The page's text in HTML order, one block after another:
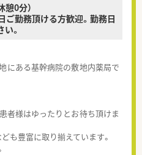
憩0分）
ご勤務頂ける方歓迎。勤務日
。
にある基幹病院の敷地内薬局で
者様はゆったりとお待ち頂けま
も豊富に取り揃えています。